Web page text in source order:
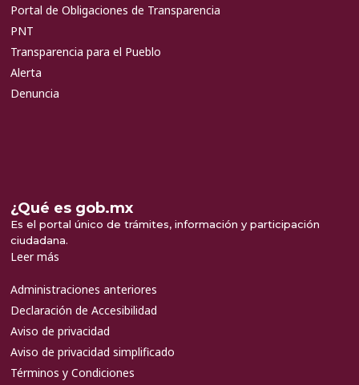
Portal de Obligaciones de Transparencia
PNT
Transparencia para el Pueblo
Alerta
Denuncia
¿Qué es gob.mx
Es el portal único de trámites, información y participación
ciudadana.
Leer más
Administraciones anteriores
Declaración de Accesibilidad
Aviso de privacidad
Aviso de privacidad simplificado
Términos y Condiciones